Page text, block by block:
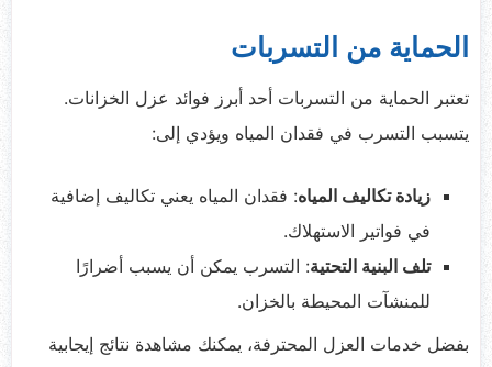
الحماية من التسربات
تعتبر الحماية من التسربات أحد أبرز فوائد عزل الخزانات.
يتسبب التسرب في فقدان المياه ويؤدي إلى:
زيادة تكاليف المياه: فقدان المياه يعني تكاليف إضافية
في فواتير الاستهلاك.
تلف البنية التحتية: التسرب يمكن أن يسبب أضرارًا
للمنشآت المحيطة بالخزان.
بفضل خدمات العزل المحترفة، يمكنك مشاهدة نتائج إيجابية